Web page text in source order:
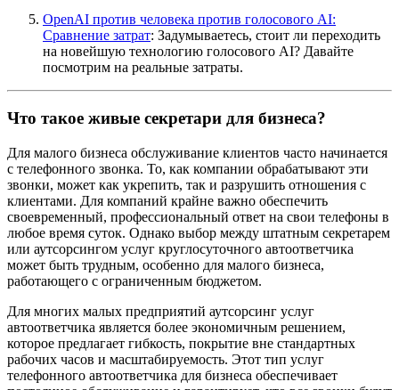
OpenAI против человека против голосового AI:
Сравнение затрат: Задумываетесь, стоит ли переходить
на новейшую технологию голосового AI? Давайте
посмотрим на реальные затраты.
Что такое живые секретари для бизнеса?
Для малого бизнеса обслуживание клиентов часто начинается
с телефонного звонка. То, как компании обрабатывают эти
звонки, может как укрепить, так и разрушить отношения с
клиентами. Для компаний крайне важно обеспечить
своевременный, профессиональный ответ на свои телефоны в
любое время суток. Однако выбор между штатным секретарем
или аутсорсингом услуг круглосуточного автоответчика
может быть трудным, особенно для малого бизнеса,
работающего с ограниченным бюджетом.
Для многих малых предприятий аутсорсинг услуг
автоответчика является более экономичным решением,
которое предлагает гибкость, покрытие вне стандартных
рабочих часов и масштабируемость. Этот тип услуг
телефонного автоответчика для бизнеса обеспечивает